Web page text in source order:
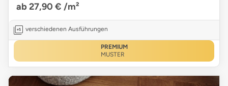
ab 27,90 € /m²
verschiedenen Ausführungen
PREMIUM
MUSTER